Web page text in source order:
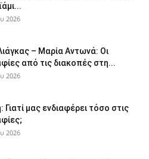
2026
– Μαρία Αντωνά: Οι
από τις διακοπές στη...
2026
Γιατί μας ενδιαφέρει τόσο στις
2026